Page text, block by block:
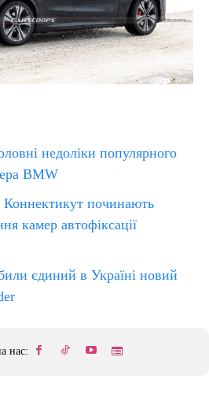
недоліки популярного
BMW
Коннектикут починають
камер автофіксації
єдиний в Україні новий
нас: